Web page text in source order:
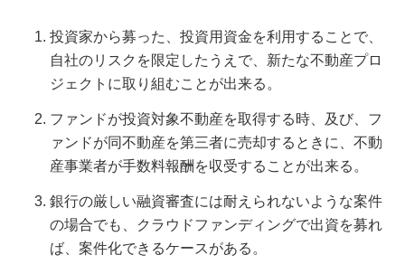
投資家から募った、投資用資金を利用することで、
自社のリスクを限定したうえで、新たな不動産プロ
ジェクトに取り組むことが出来る。
ファンドが投資対象不動産を取得する時、及び、フ
ァンドが同不動産を第三者に売却するときに、不動
産事業者が手数料報酬を収受することが出来る。
銀行の厳しい融資審査には耐えられないような案件
の場合でも、クラウドファンディングで出資を募れ
ば、案件化できるケースがある。